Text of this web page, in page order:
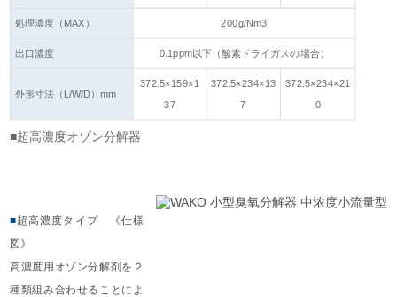
処理濃度（MAX） 200g/Nm3
出口濃度 0.1ppm以下（酸素ドライガスの場合）
外形寸法（L/W/D）mm
372.5×159×1
37
372.5×234×13
7
372.5×234×21
0
■超高濃度オゾン分解器
■超高濃度タイプ 《仕様
図》
高濃度用オゾン分解剤を２
種類組み合わせることによ